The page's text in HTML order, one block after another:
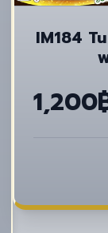
IM184
1,200